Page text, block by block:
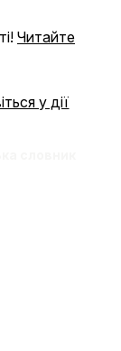
Читайте
у дії